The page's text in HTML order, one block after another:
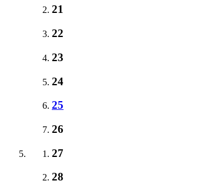
21
22
23
24
25
26
27
28